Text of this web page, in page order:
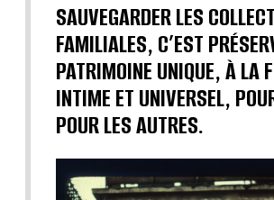
SAUVEGARDER LES
FAMILIALES, C’EST
PATRIMOINE UNIQUE, À LA
INTIME ET UNIVERSEL,
POUR LES AUTRES.